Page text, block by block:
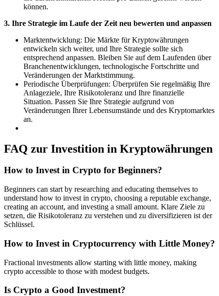
können.
3. Ihre Strategie im Laufe der Zeit neu bewerten und anpassen
Marktentwicklung: Die Märkte für Kryptowährungen
entwickeln sich weiter, und Ihre Strategie sollte sich
entsprechend anpassen. Bleiben Sie auf dem Laufenden über
Branchenentwicklungen, technologische Fortschritte und
Veränderungen der Marktstimmung.
Periodische Überprüfungen: Überprüfen Sie regelmäßig Ihre
Anlageziele, Ihre Risikotoleranz und Ihre finanzielle
Situation. Passen Sie Ihre Strategie aufgrund von
Veränderungen Ihrer Lebensumstände und des Kryptomarktes
an.
FAQ zur Investition in Kryptowährungen
How to Invest in Crypto for Beginners?
Beginners can start by researching and educating themselves to
understand how to invest in crypto, choosing a reputable exchange,
creating an account, and investing a small amount. Klare Ziele zu
setzen, die Risikotoleranz zu verstehen und zu diversifizieren ist der
Schlüssel.
How to Invest in Cryptocurrency with Little Money?
Fractional investments allow starting with little money, making
crypto accessible to those with modest budgets.
Is Crypto a Good Investment?